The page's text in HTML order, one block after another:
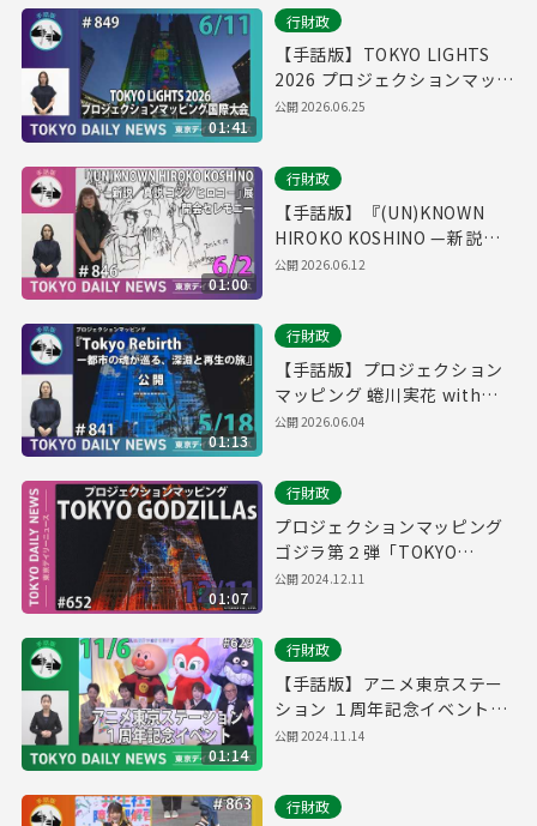
01:41
行財政
【手話版】TOKYO LIGHTS
2026 プロジェクションマッピ
ング国際大会（令和8年6月11
公開2026.06.25
01:00
行財政
【手話版】『(UN)KNOWN
HIROKO KOSHINO —新説／
真説 コシノヒロコ—』展 開会
No.846）
公開2026.06.12
01:13
行財政
【手話版】プロジェクション
マッピング 蜷川実花 with
EiM『Tokyo Rebirth ー都市
東京デイリーニュース
No.841）
公開2026.06.04
01:07
行財政
プロジェクションマッピング
ゴジラ第２弾「TOKYO
GODZILLAs」（令和6年12月
公開2024.12.11
01:14
行財政
【手話版】アニメ東京ステー
ション １周年記念イベント
（令和6年11月6日 東京デイリ
公開2024.11.14
行財政